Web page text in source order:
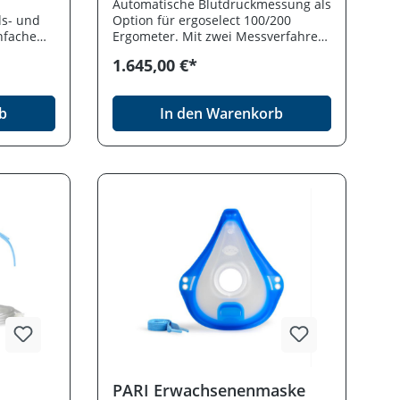
und
Automatische Blutdruckmessung als
Option für ergoselect 100/200
Ergometer. Mit zwei Messverfahren
Anzeige der Blutdruckwerte am
Manschette.
1.645,00 €*
In den Warenkorb
PARI Erwachsenenmaske